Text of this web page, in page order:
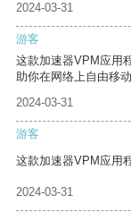
2024-03-31
游客
这款加速器VPM应用
助你在网络上自由移动
2024-03-31
游客
这款加速器VPM应用
2024-03-31